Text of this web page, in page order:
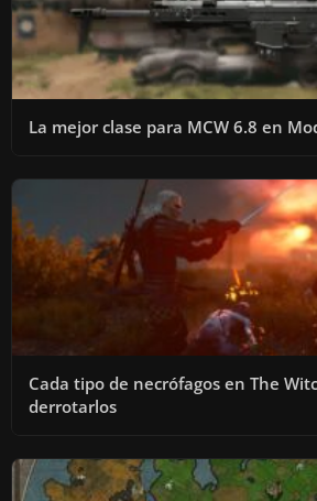
La mejor clase para MCW 6.8 en
Cada tipo de necrófagos en The
derrotarlos